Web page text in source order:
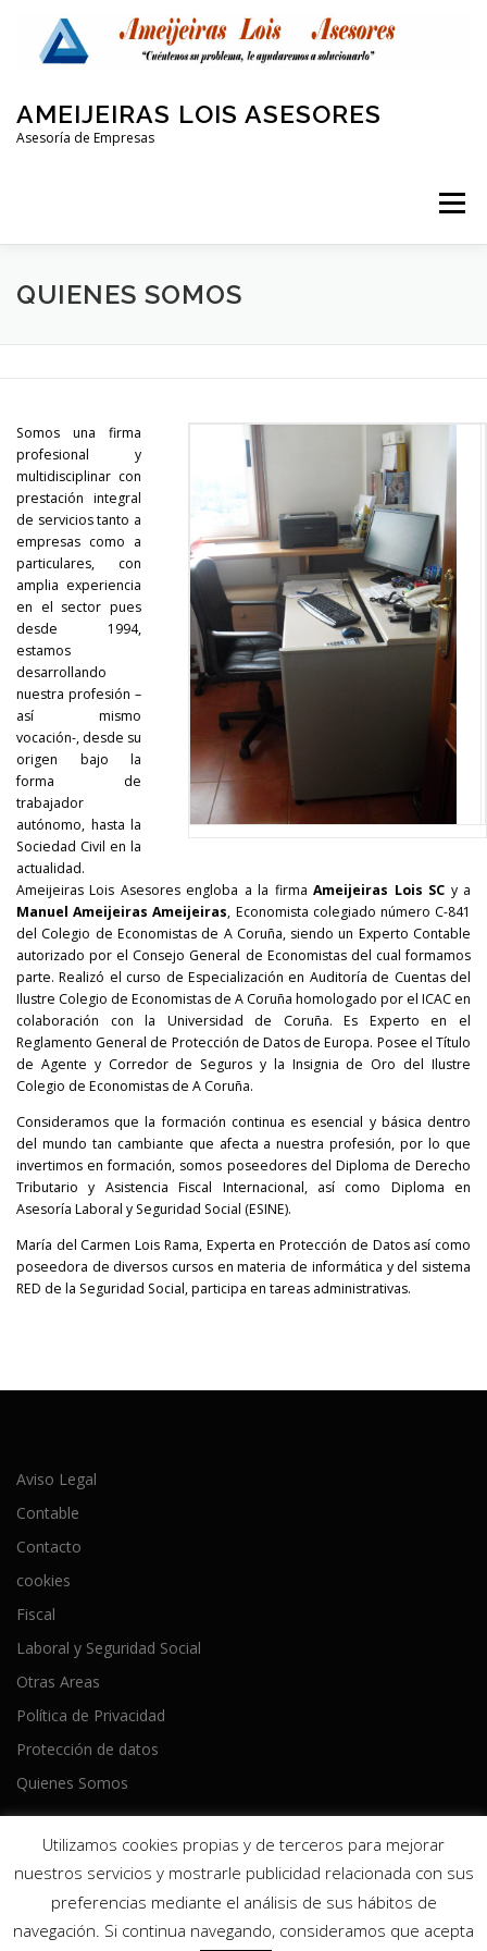
contenido
AMEIJEIRAS LOIS ASESORES
Asesoría de Empresas
Menú
QUIENES SOMOS LABORAL Y SEGURIDAD SOCIAL
OTRAS AREAS CONTACTO
QUIENES SOMOS
Somos una firma
profesional y
multidisciplinar con
prestación integral
de servicios tanto a
empresas como a
particulares, con
amplia experiencia
en el sector pues
desde 1994,
estamos
desarrollando
nuestra profesión –
así mismo
vocación-, desde su
origen bajo la
forma de
trabajador
autónomo, hasta la
Sociedad Civil en la
actualidad.
Ameijeiras Lois Asesores engloba a la firmaAmeijeiras Lois SC y a
Manuel Ameijeiras Ameijeiras, Economista colegiado número C-841
del Colegio de Economistas de A Coruña, siendo un Experto Contable
autorizado por el Consejo General de Economistas del cual formamos
parte. Realizó el curso de Especialización en Auditoría de Cuentas del
Ilustre Colegio de Economistas de A Coruña homologado por el ICAC en
colaboración con la Universidad de Coruña. Es Experto en el
Reglamento General de Protección de Datos de Europa. Posee el Título
de Agente y Corredor de Seguros y la Insignia de Oro del Ilustre
Colegio de Economistas de A Coruña.
Consideramos que la formación continua es esencial y básica dentro
del mundo tan cambiante que afecta a nuestra profesión, por lo que
invertimos en formación, somos poseedores del Diploma de Derecho
Tributario y Asistencia Fiscal Internacional, así como Diploma en
Asesoría Laboral y Seguridad Social (ESINE).
María del Carmen Lois Rama, Experta en Protección de Datos así como
poseedora de diversos cursos en materia de informática y del sistema
RED de la Seguridad Social, participa en tareas administrativas.
Aviso Legal
Contable
Contacto
cookies
Fiscal
Laboral y Seguridad Social
Otras Areas
Política de Privacidad
Protección de datos
Quienes Somos
Copyright © 2026 Ameijeiras Lois Asesores
OnePress
hecho por FameThemes
Utilizamos cookies propias y de terceros para mejorar
nuestros servicios y mostrarle publicidad relacionada con sus
preferencias mediante el análisis de sus hábitos de
navegación. Si continua navegando, consideramos que acepta